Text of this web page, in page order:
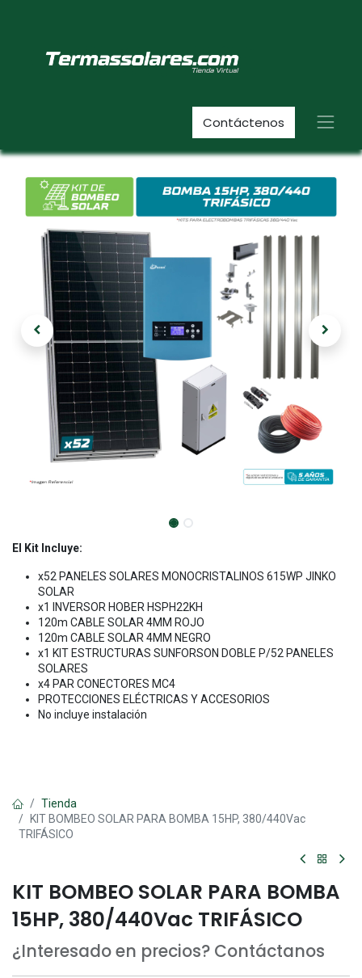
Contáctenos
El Kit Incluye:
x52 PANELES SOLARES MONOCRISTALINOS 615WP JINKO
SOLAR
x1 INVERSOR HOBER HSPH22KH
120m CABLE SOLAR 4MM ROJO
120m CABLE SOLAR 4MM NEGRO
x1 KIT ESTRUCTURAS SUNFORSON DOBLE P/52 PANELES
SOLARES
x4 PAR CONECTORES MC4
PROTECCIONES ELÉCTRICAS Y ACCESORIOS
No incluye instalación
Tienda
KIT BOMBEO SOLAR PARA BOMBA 15HP, 380/440Vac
TRIFÁSICO
KIT BOMBEO SOLAR PARA BOMBA
15HP, 380/440Vac TRIFÁSICO
¿Interesado en precios? Contáctanos